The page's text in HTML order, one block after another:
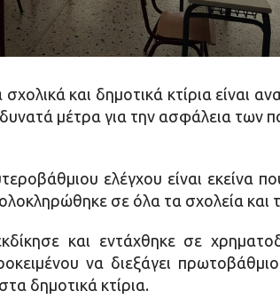
και δημοτικά κτίρια είναι
μέτρα για την ασφάλεια των
ελέγχου είναι εκείνα
σε όλα τα σχολεία και
και εντάχθηκε σε
να διεξάγει
δημοτικά κτίρια.